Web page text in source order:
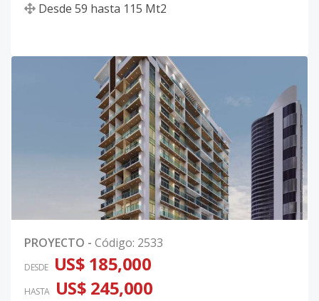
Desde 59 hasta 115 Mt2
PROYECTO - Código: 2533
DESDE US$ 185,000
HASTA US$ 245,000